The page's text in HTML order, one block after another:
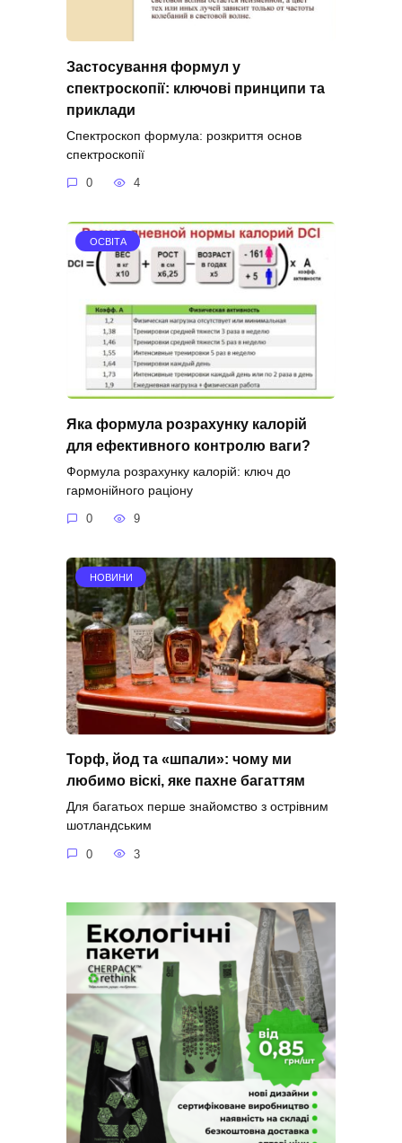
Застосування формул у
спектроскопії: ключові принципи та
приклади
Спектроскоп формула: розкриття основ
спектроскопії
0 4
ОСВІТА
Яка формула розрахунку калорій
для ефективного контролю ваги?
Формула розрахунку калорій: ключ до
гармонійного раціону
0 9
НОВИНИ
Торф, йод та «шпали»: чому ми
любимо віскі, яке пахне багаттям
Для багатьох перше знайомство з острівним
шотландським
0 3